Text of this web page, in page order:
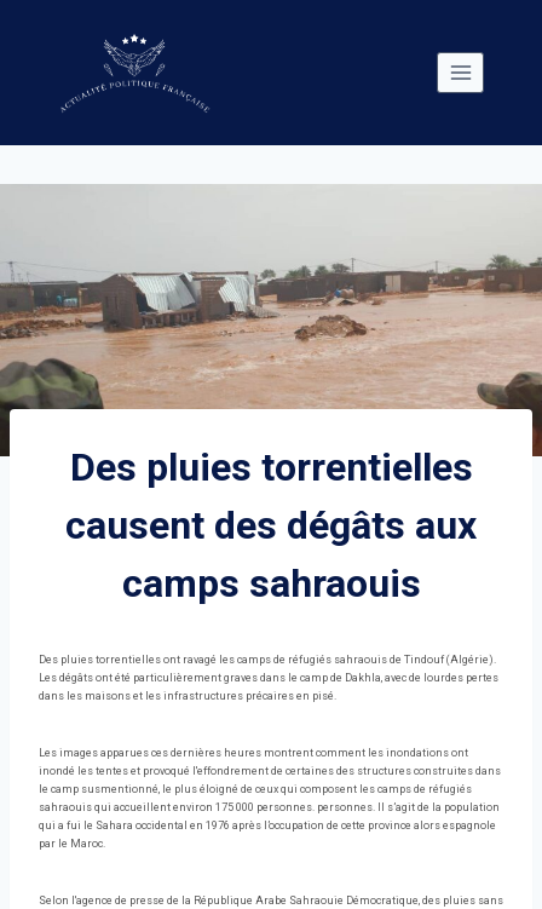
Des pluies torrentielles
causent des dégâts aux
camps sahraouis
Des pluies torrentielles ont ravagé les camps de réfugiés sahraouis de Tindouf (Algérie).
Les dégâts ont été particulièrement graves dans le camp de Dakhla, avec de lourdes pertes
dans les maisons et les infrastructures précaires en pisé.
Les images apparues ces dernières heures montrent comment les inondations ont
inondé les tentes et provoqué l'effondrement de certaines des structures construites dans
le camp susmentionné, le plus éloigné de ceux qui composent les camps de réfugiés
sahraouis qui accueillent environ 175 000 personnes. personnes. Il s’agit de la population
qui a fui le Sahara occidental en 1976 après l’occupation de cette province alors espagnole
par le Maroc.
Selon l'agence de presse de la République Arabe Sahraouie Démocratique, des pluies sans